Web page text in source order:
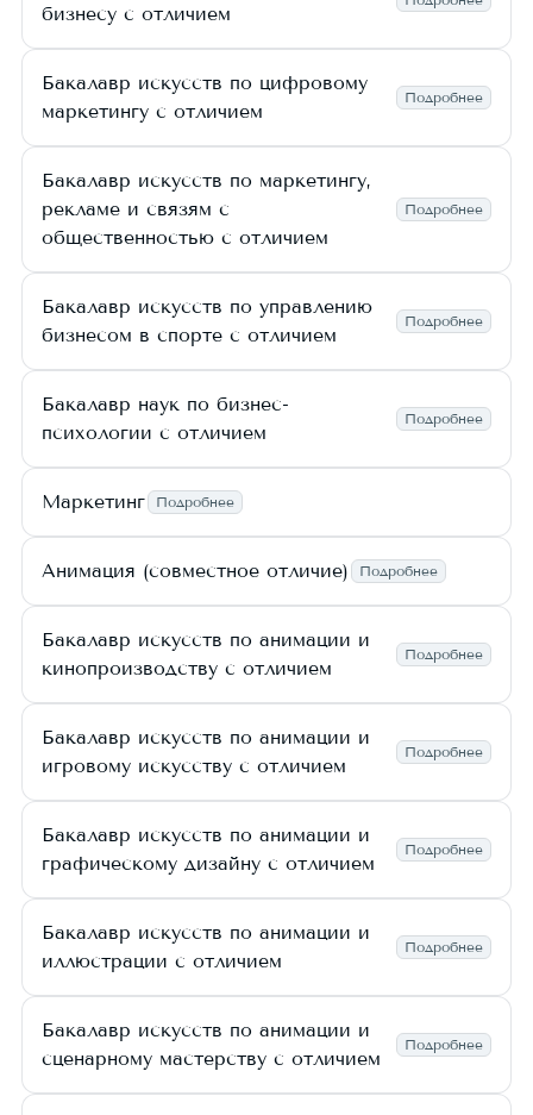
бизнесу с отличием
Бакалавр искусств по цифровому
маркетингу с отличием
Подробнее
Бакалавр искусств по маркетингу,
рекламе и связям с
общественностью с отличием
Подробнее
Бакалавр искусств по управлению
бизнесом в спорте с отличием
Подробнее
Бакалавр наук по бизнес-
психологии с отличием
Подробнее
Маркетинг Подробнее
Анимация (совместное отличие) Подробнее
Бакалавр искусств по анимации и
кинопроизводству с отличием
Подробнее
Бакалавр искусств по анимации и
игровому искусству с отличием
Подробнее
Бакалавр искусств по анимации и
графическому дизайну с отличием
Подробнее
Бакалавр искусств по анимации и
иллюстрации с отличием
Подробнее
Бакалавр искусств по анимации и
сценарному мастерству с отличием
Подробнее